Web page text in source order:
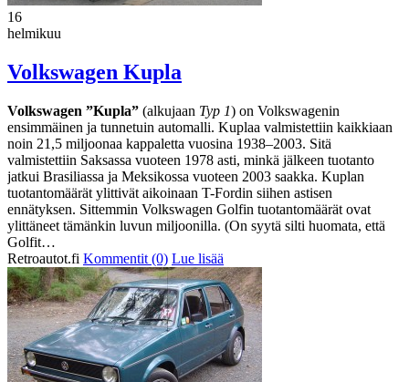
16
helmikuu
Volkswagen Kupla
Volkswagen ”Kupla” (alkujaan Typ 1) on Volkswagenin
ensimmäinen ja tunnetuin automalli. Kuplaa valmistettiin kaikkiaan
noin 21,5 miljoonaa kappaletta vuosina 1938–2003. Sitä
valmistettiin Saksassa vuoteen 1978 asti, minkä jälkeen tuotanto
jatkui Brasiliassa ja Meksikossa vuoteen 2003 saakka. Kuplan
tuotantomäärät ylittivät aikoinaan T-Fordin siihen astisen
ennätyksen. Sittemmin Volkswagen Golfin tuotantomäärät ovat
ylittäneet tämänkin luvun miljoonilla. (On syytä silti huomata, että
Golfit…
Retroautot.fi Kommentit (0) Lue lisää